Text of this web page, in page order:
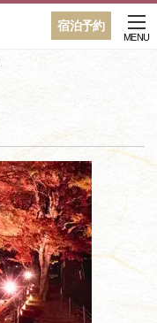
宿泊予約
MENU